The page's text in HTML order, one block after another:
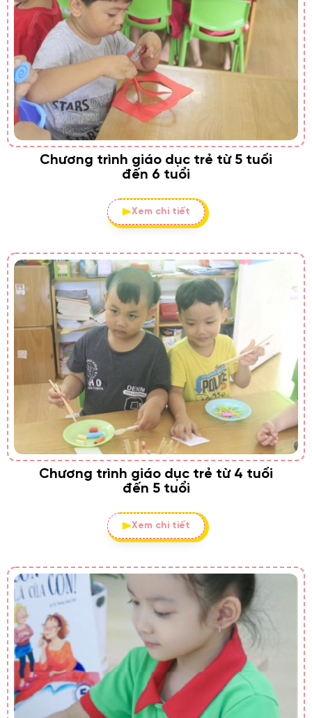
Chương trình giáo dục trẻ từ 5 tuổi
đến 6 tuổi
Xem chi tiết
Chương trình giáo dục trẻ từ 4 tuổi
đến 5 tuổi
Xem chi tiết